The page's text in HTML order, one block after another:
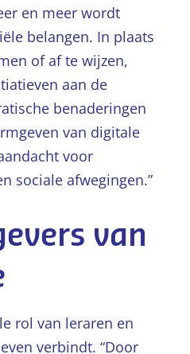
en meer wordt
belangen. In plaats
of af te wijzen,
aan de
benaderingen
van digitale
voor
sociale afwegingen.”
van
rol van leraren en
verbindt. “Door